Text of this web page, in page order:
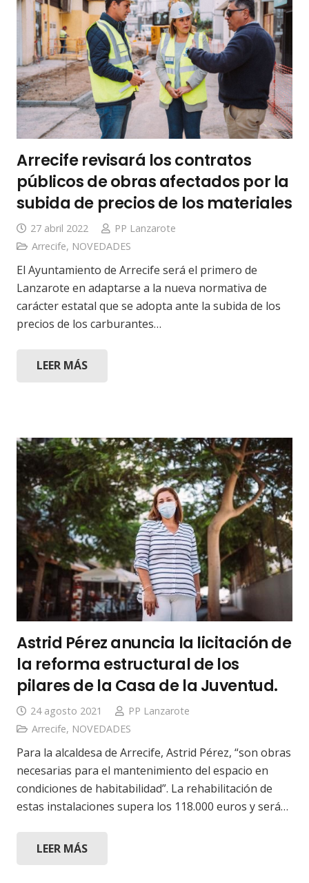
Arrecife revisará los contratos
públicos de obras afectados por la
subida de precios de los materiales
27 abril 2022
PP Lanzarote
Arrecife, NOVEDADES
El Ayuntamiento de Arrecife será el primero de
Lanzarote en adaptarse a la nueva normativa de
carácter estatal que se adopta ante la subida de los
precios de los carburantes…
LEER MÁS
Astrid Pérez anuncia la licitación de
la reforma estructural de los
pilares de la Casa de la Juventud.
24 agosto 2021
PP Lanzarote
Arrecife, NOVEDADES
Para la alcaldesa de Arrecife, Astrid Pérez, “son obras
necesarias para el mantenimiento del espacio en
condiciones de habitabilidad”. La rehabilitación de
estas instalaciones supera los 118.000 euros y será…
LEER MÁS